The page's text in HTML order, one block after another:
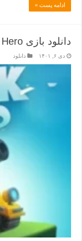
ادامه پست »
دانلود بازی Tank Hero برای موبایل
دی ۶, ۱۴۰۱ دانلود